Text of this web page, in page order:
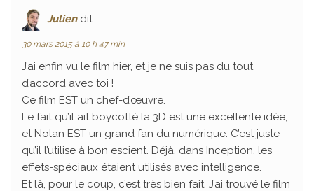
Julien dit :
30 mars 2015 à 10 h 47 min
J’ai enfin vu le film hier, et je ne suis pas du tout
d’accord avec toi !
Ce film EST un chef-d’œuvre.
Le fait qu’il ait boycotté la 3D est une excellente idée,
et Nolan EST un grand fan du numérique. C’est juste
qu’il l’utilise à bon escient. Déjà, dans Inception, les
effets-spéciaux étaient utilisés avec intelligence.
Et là, pour le coup, c’est très bien fait. J’ai trouvé le film